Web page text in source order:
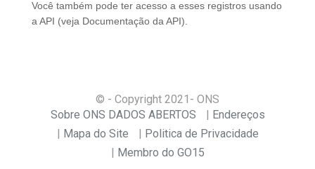
Você também pode ter acesso a esses registros usando
a API (veja Documentação da API ).
© - Copyright 2021 - ONS
Sobre ONS DADOS ABERTOS
Endereços
Mapa do Site
Politica de Privacidade
Membro do GO15